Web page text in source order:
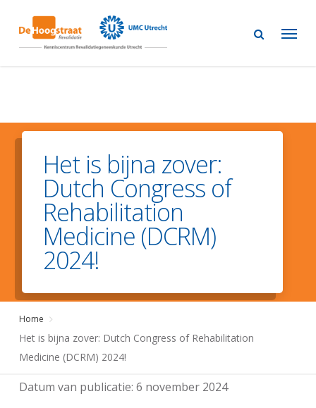
main
Het is bijna zover:
Dutch Congress of
Rehabilitation
Medicine (DCRM)
2024!
Home
Het is bijna zover: Dutch Congress of Rehabilitation
Medicine (DCRM) 2024!
Datum van publicatie: 6 november 2024